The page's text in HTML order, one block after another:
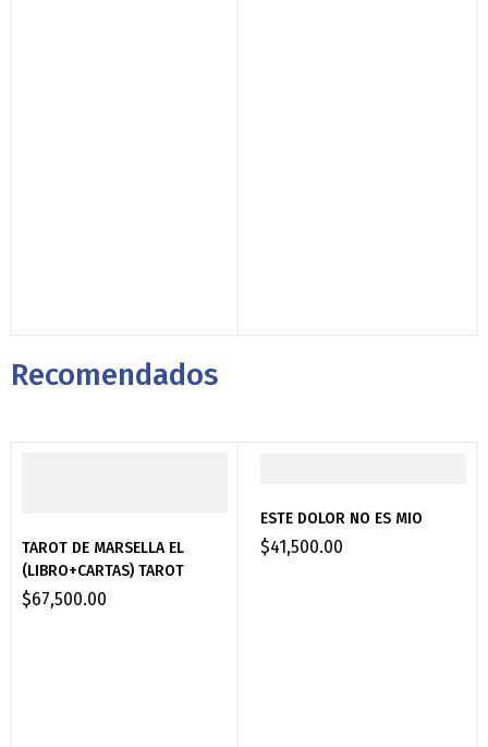
Recomendados
TAROT DE MARSELLA EL
(LIBRO+CARTAS) TAROT
$67,500.00
ESTE DOLOR NO ES MIO
$41,500.00